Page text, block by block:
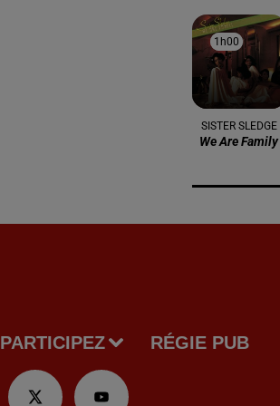
1h00
1h00
SISTER SLEDGE
We Are Family
PARTICIPEZ RÉGIE PUB